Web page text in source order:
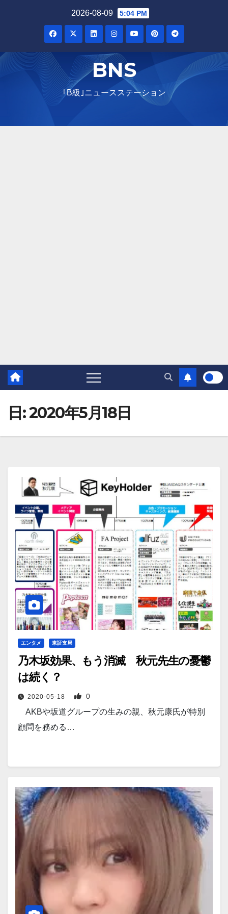
2026-08-09 5:04 PM
BNS
｢B級｣ニュースステーション
日:2020年5月18日
エンタメ 東証支局
乃木坂効果、もう消滅 秋元先生の憂鬱
は続く？
2020-05-18 0
AKBや坂道グループの生みの親、秋元康氏が特別
顧問を務める…